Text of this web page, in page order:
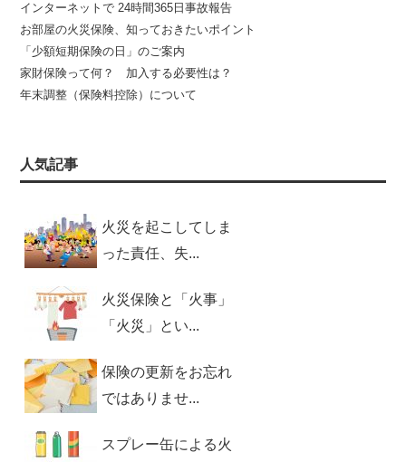
インターネットで 24時間365日事故報告
お部屋の火災保険、知っておきたいポイント
「少額短期保険の日」のご案内
家財保険って何？ 加入する必要性は？
年末調整（保険料控除）について
人気記事
火災を起こしてしま
った責任、失...
火災保険と「火事」
「火災」とい...
保険の更新をお忘れ
ではありませ...
スプレー缶による火